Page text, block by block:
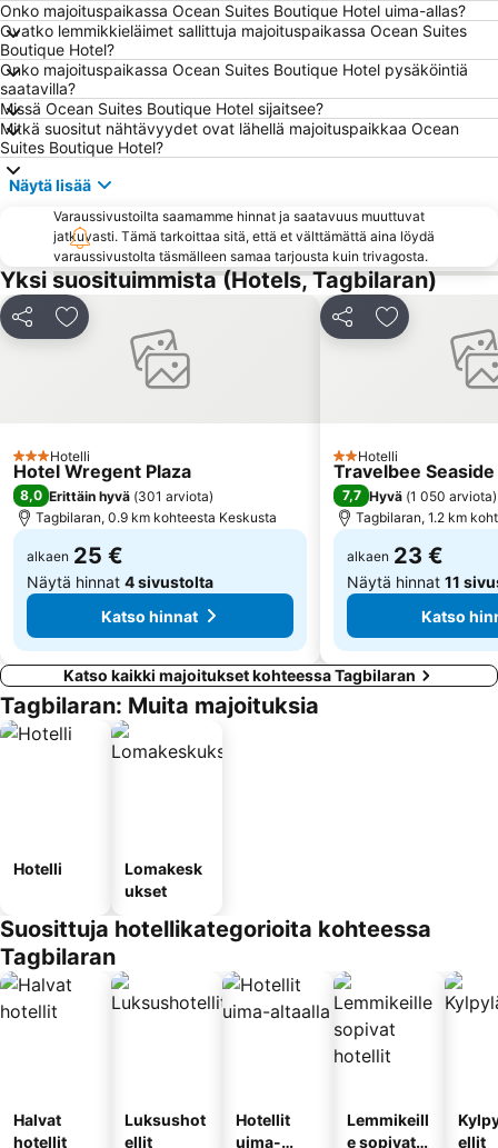
Onko majoituspaikassa Ocean Suites Boutique Hotel uima-allas?
Ovatko lemmikkieläimet sallittuja majoituspaikassa Ocean Suites
Boutique Hotel?
Onko majoituspaikassa Ocean Suites Boutique Hotel pysäköintiä
saatavilla?
Missä Ocean Suites Boutique Hotel sijaitsee?
Mitkä suositut nähtävyydet ovat lähellä majoituspaikkaa Ocean
Suites Boutique Hotel?
Näytä lisää
Varaussivustoilta saamamme hinnat ja saatavuus muuttuvat
jatkuvasti. Tämä tarkoittaa sitä, että et välttämättä aina löydä
varaussivustolta täsmälleen samaa tarjousta kuin trivagosta.
Yksi suosituimmista (Hotels, Tagbilaran)
Jaa Lisää suosikkeihin
3 Tähtiluokitus
Hotelli
Hotel Wregent Plaza
8,0 Erittäin hyvä (301 arviota)
Tagbilaran, 0.9 km kohteesta Keskusta
alkaen 25 €
Näytä hinnat 4 sivustolta
Katso hinnat
Jaa Lisää
2 Tähtiluokitus
Hotelli
Travelbee Seaside
7,7 Hyvä (1 050 arviota)
Tagbilaran, 1.2 km
alkaen 23 €
Näytä hinnat 11
Katso
Katso kaikki majoitukset kohteessa Tagbilaran
Tagbilaran: Muita majoituksia
Hotelli
Lomakesk
ukset
Suosittuja hotellikategorioita kohteessa
Tagbilaran
Halvat
hotellit
Luksushot
ellit
Hotellit
uima-
Lemmikeill
e sopivat
ellit